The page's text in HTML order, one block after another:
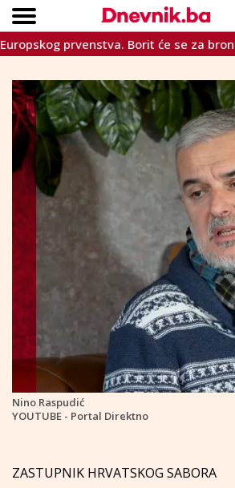
VIJESTI
SPORT
INTERVIEW
TEME
CRNA KRONIKA
LIFESTYLE
Copyright © Dnevnik.ba
Borit će se za broncu
Nino Raspudić
YOUTUBE - Portal Direktno
ZASTUPNIK HRVATSKOG SABORA